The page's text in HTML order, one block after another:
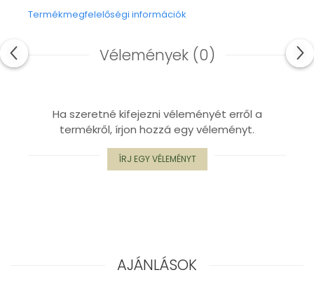
Kiegészítők
Kenyérzsák
Méhviaszos csomagoló
Nasi - tasi
Kozmetikai korong
"NEM-papír" konyhai törlőkendő
Termékmegfelelőségi információk
Vélemények (0)
Ha szeretné kifejezni véleményét erről a
termékről, írjon hozzá egy véleményt.
ÍRJ EGY VÉLEMÉNYT
AJÁNLÁSOK